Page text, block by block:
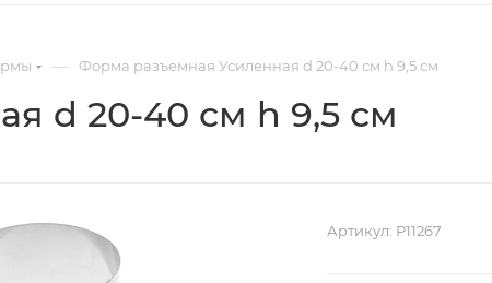
— Форма разъемная Усиленная d 20-40 см h 9,5 см
d 20-40 см h 9,5 см
Артикул: Р11267